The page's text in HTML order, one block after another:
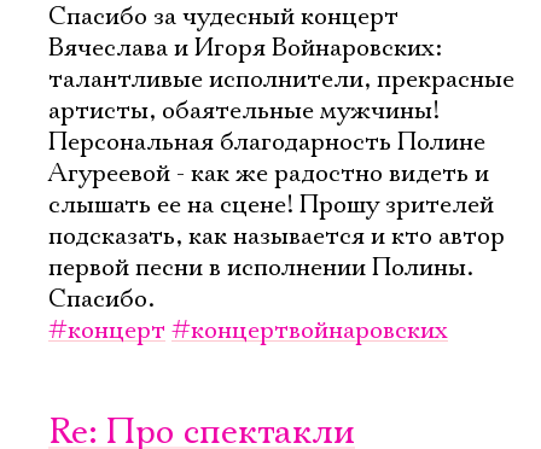
Спасибо за чудесный концерт
Вячеслава и Игоря Войнаровских:
талантливые исполнители, прекрасные
артисты, обаятельные мужчины!
Персональная благодарность Полине
Агуреевой - как же радостно видеть и
слышать ее на сцене! Прошу зрителей
подсказать, как называется и кто автор
первой песни в исполнении Полины.
Спасибо.
#концерт #концертвойнаровских
Re: Про спектакли